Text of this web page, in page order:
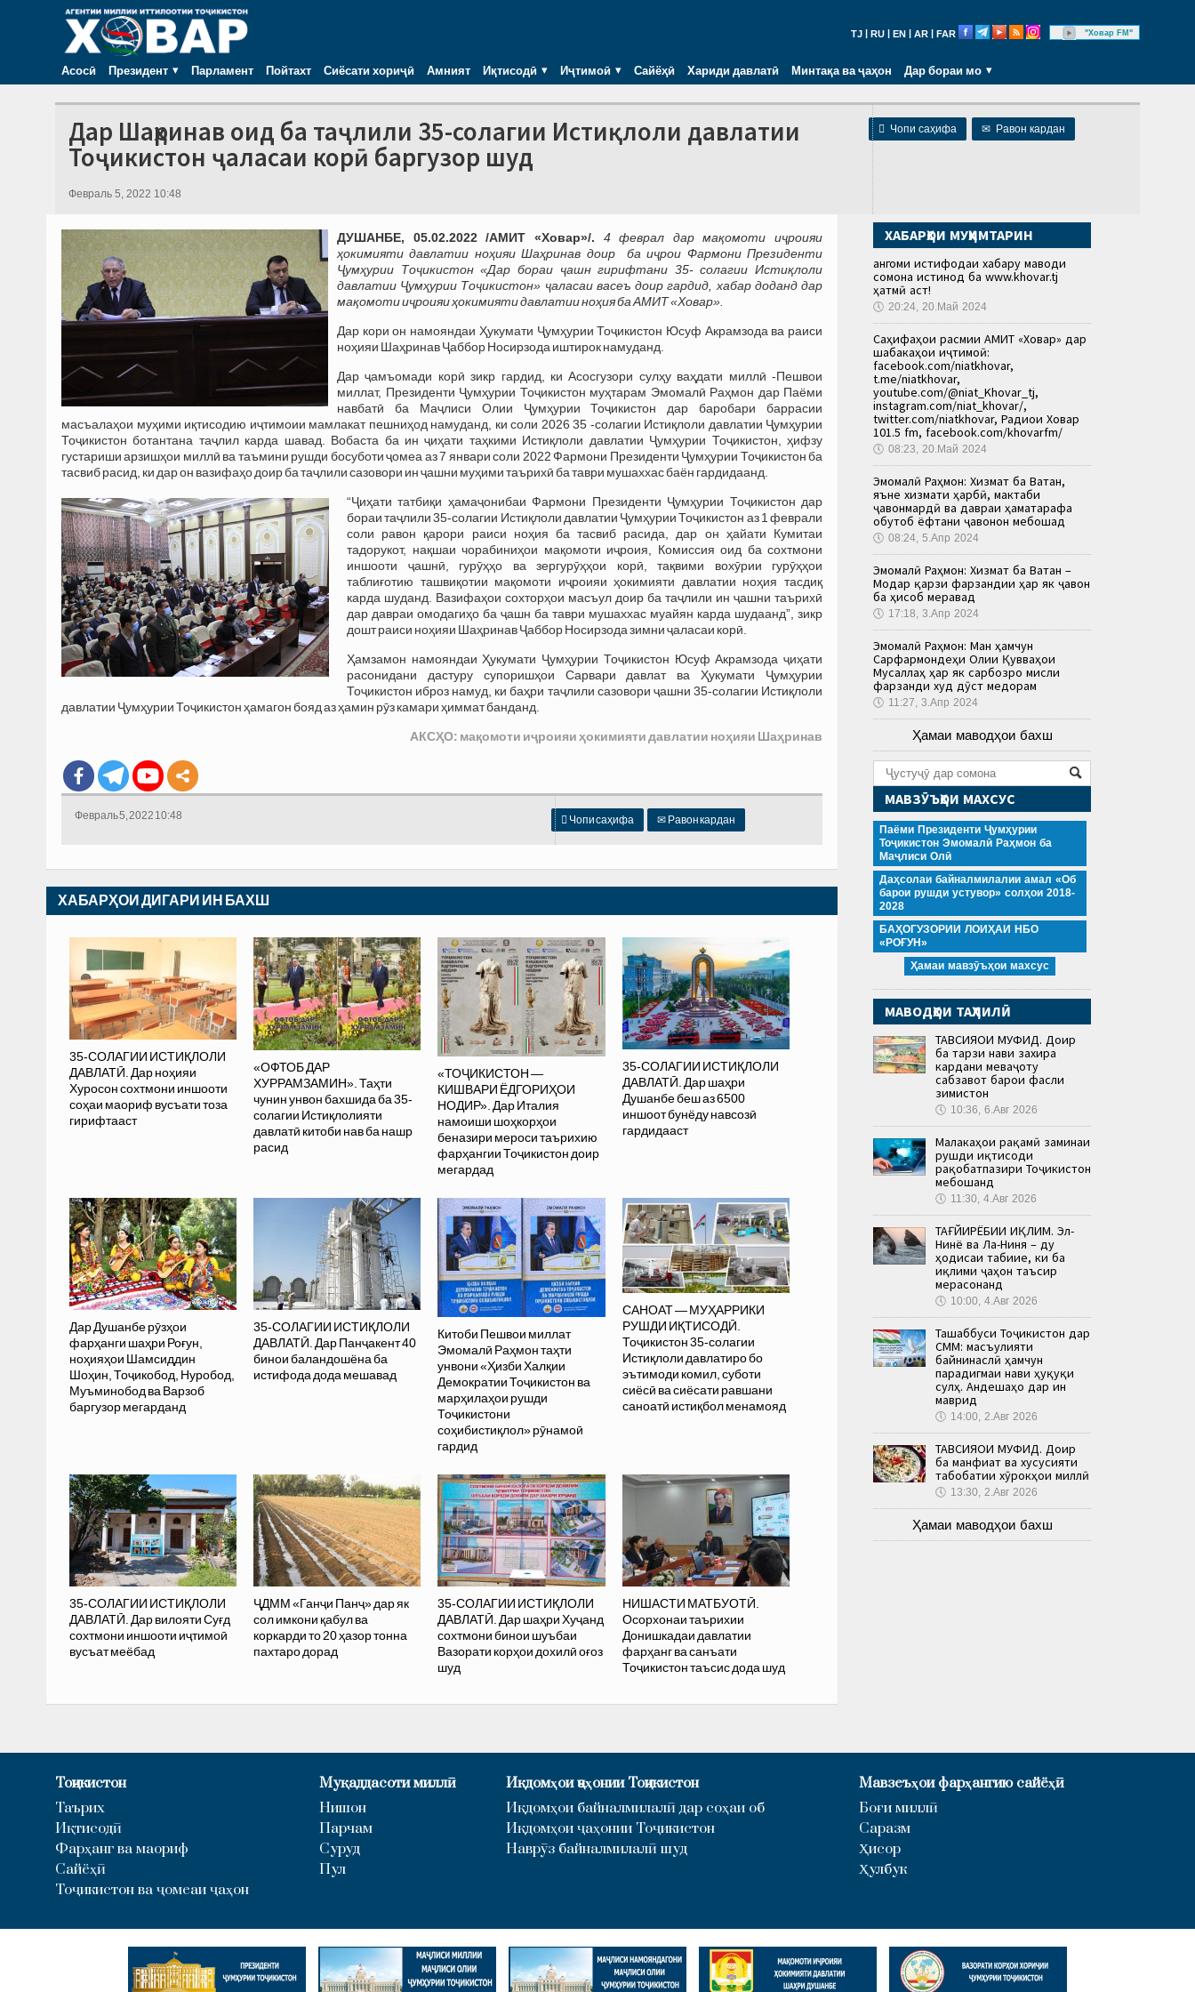
TJ RU EN AR FAR "Ховар FM"
Асосӣ Президент Парламент Пойтахт Сиёсати хориҷӣ Амният Иқтисодӣ Иҷтимоӣ Сайёҳӣ Хариди давлатӣ Минтақа ва ҷаҳон Дар бораи мо
 Чопи саҳифа ✉ Равон кардан
Дар Шаҳринав оид ба таҷлили 35-солагии Истиқлоли давлатии
Тоҷикистон ҷаласаи корӣ баргузор шуд
Февраль 5, 2022 10:48
ДУШАНБЕ, 05.02.2022 /АМИТ «Ховар»/. 4 феврал дар мақомоти иҷроияи
ҳокимияти давлатии ноҳияи Шаҳринав доир ба иҷрои Фармони Президенти
Ҷумҳурии Тоҷикистон «Дар бораи ҷашн гирифтани 35- солагии Истиқлоли
давлатии Ҷумҳурии Тоҷикистон» ҷаласаи васеъ доир гардид, хабар доданд дар
мақомоти иҷроияи ҳокимияти давлатии ноҳия ба АМИТ «Ховар».
Дар кори он намояндаи Ҳукумати Ҷумҳурии Тоҷикистон Юсуф Акрамзода ва раиси
ноҳияи Шаҳринав Ҷаббор Носирзода иштирок намуданд.
Дар ҷамъомади корӣ зикр гардид, ки Асосгузори сулҳу ваҳдати миллӣ -Пешвои
миллат, Президенти Ҷумҳурии Тоҷикистон муҳтарам Эмомалӣ Раҳмон дар Паёми
навбатӣ ба Маҷлиси Олии Ҷумҳурии Тоҷикистон дар баробари баррасии
масъалаҳои муҳими иқтисодию иҷтимоии мамлакат пешниҳод намуданд, ки соли 2026 35 -солагии Истиқлоли давлатии Ҷумҳурии
Тоҷикистон ботантана таҷлил карда шавад. Вобаста ба ин ҷиҳати таҳкими Истиқлоли давлатии Ҷумҳурии Тоҷикистон, ҳифзу
густариши арзишҳои миллӣ ва таъмини рушди босуботи ҷомеа аз 7 январи соли 2022 Фармони Президенти Ҷумҳурии Тоҷикистон ба
тасвиб расид, ки дар он вазифаҳо доир ба таҷлили сазовори ин ҷашни муҳими таърихӣ ба таври мушаххас баён гардидаанд.
“Ҷиҳати татбиқи ҳамаҷонибаи Фармони Президенти Ҷумҳурии Тоҷикистон дар
бораи таҷлили 35-солагии Истиқлоли давлатии Ҷумҳурии Тоҷикистон аз 1 феврали
соли равон қарори раиси ноҳия ба тасвиб расида, дар он ҳайати Кумитаи
тадорукот, нақшаи чорабиниҳои мақомоти иҷроия, Комиссия оид ба сохтмони
иншооти ҷашнӣ, гурӯҳҳо ва зергурӯҳҳои корӣ, тақвими вохӯрии гурӯҳҳои
таблиғотию ташвиқотии мақомоти иҷроияи ҳокимияти давлатии ноҳия тасдиқ
карда шуданд. Вазифаҳои сохторҳои масъул доир ба таҷлили ин ҷашни таърихӣ
дар давраи омодагиҳо ба ҷашн ба таври мушаххас муайян карда шудаанд”, зикр
дошт раиси ноҳияи Шаҳринав Ҷаббор Носирзода зимни ҷаласаи корӣ.
Ҳамзамон намояндаи Ҳукумати Ҷумҳурии Тоҷикистон Юсуф Акрамзода ҷиҳати
расонидани дастуру супоришҳои Сарвари давлат ва Ҳукумати Ҷумҳурии
Тоҷикистон иброз намуд, ки баҳри таҷлили сазовори ҷашни 35-солагии Истиқлоли
давлатии Ҷумҳурии Тоҷикистон ҳамагон бояд аз ҳамин рӯз камари ҳиммат банданд.
АКСҲО: мақомоти иҷроияи ҳокимияти давлатии ноҳияи Шаҳринав
 Чопи саҳифа ✉ Равон кардан
Февраль 5, 2022 10:48
ХАБАРҲОИ ДИГАРИ ИН БАХШ
35-СОЛАГИИ ИСТИҚЛОЛИ
ДАВЛАТӢ. Дар ноҳияи
Хуросон сохтмони иншооти
соҳаи маориф вусъати тоза
гирифтааст
«ОФТОБ ДАР
ХУРРАМЗАМИН». Таҳти
чунин унвон бахшида ба 35-
солагии Истиқлолияти
давлатӣ китоби нав ба нашр
расид
«ТОҶИКИСТОН —
КИШВАРИ ЁДГОРИҲОИ
НОДИР». Дар Италия
намоиши шоҳкорҳои
беназири мероси таърихию
фарҳангии Тоҷикистон доир
мегардад
35-СОЛАГИИ ИСТИҚЛОЛИ
ДАВЛАТӢ. Дар шаҳри
Душанбе беш аз 6500
иншоот бунёду навсозӣ
гардидааст
Дар Душанбе рӯзҳои
фарҳанги шаҳри Роғун,
ноҳияҳои Шамсиддин
Шоҳин, Тоҷикобод, Нуробод,
Муъминобод ва Варзоб
баргузор мегарданд
35-СОЛАГИИ ИСТИҚЛОЛИ
ДАВЛАТӢ. Дар Панҷакент 40
бинои баландошёна ба
истифода дода мешавад
Китоби Пешвои миллат
Эмомалӣ Раҳмон таҳти
унвони «Ҳизби Халқии
Демократии Тоҷикистон ва
марҳилаҳои рушди
Тоҷикистони
соҳибистиқлол» рӯнамоӣ
гардид
САНОАТ — МУҲАРРИКИ
РУШДИ ИҚТИСОДӢ.
Тоҷикистон 35-солагии
Истиқлоли давлатиро бо
эътимоди комил, суботи
сиёсӣ ва сиёсати равшани
саноатӣ истиқбол менамояд
35-СОЛАГИИ ИСТИҚЛОЛИ
ДАВЛАТӢ. Дар вилояти Суғд
сохтмони иншооти иҷтимоӣ
вусъат меёбад
ҶДММ «Ганҷи Панҷ» дар як
сол имкони қабул ва
коркарди то 20 ҳазор тонна
пахтаро дорад
35-СОЛАГИИ ИСТИҚЛОЛИ
ДАВЛАТӢ. Дар шаҳри Хуҷанд
сохтмони бинои шуъбаи
Вазорати корҳои дохилӣ оғоз
шуд
НИШАСТИ МАТБУОТӢ.
Осорхонаи таърихии
Донишкадаи давлатии
фарҳанг ва санъати
Тоҷикистон таъсис дода шуд
ХАБАРҲОИ МУҲИМТАРИН
Ҳангоми истифодаи хабару маводи
сомона истинод ба www.khovar.tj
ҳатмӣ аст!
🕔 20:24, 20.Май 2024
Саҳифаҳои расмии АМИТ «Ховар» дар
шабакаҳои иҷтимоӣ:
facebook.com/niatkhovar,
t.me/niatkhovar,
youtube.com/@niat_Khovar_tj,
instagram.com/niat_khovar/,
twitter.com/niatkhovar, Радиои Ховар
101.5 fm, facebook.com/khovarfm/
🕔 08:23, 20.Май 2024
Эмомалӣ Раҳмон: Хизмат ба Ватан,
яъне хизмати ҳарбӣ, мактаби
ҷавонмардӣ ва давраи ҳаматарафа
обутоб ёфтани ҷавонон мебошад
🕔 08:24, 5.Апр 2024
Эмомалӣ Раҳмон: Хизмат ба Ватан –
Модар қарзи фарзандии ҳар як ҷавон
ба ҳисоб меравад
🕔 17:18, 3.Апр 2024
Эмомалӣ Раҳмон: Ман ҳамчун
Сарфармондеҳи Олии Қувваҳои
Мусаллаҳ ҳар як сарбозро мисли
фарзанди худ дӯст медорам
🕔 11:27, 3.Апр 2024
Ҳамаи маводҳои бахш
МАВЗӮЪҲОИ МАХСУС
Паёми Президенти Ҷумҳурии
Тоҷикистон Эмомалӣ Раҳмон ба
Маҷлиси Олӣ
Даҳсолаи байналмилалии амал «Об
барои рушди устувор» солҳои 2018-
2028
БАҲОГУЗОРИИ ЛОИҲАИ НБО
«РОҒУН»
Ҳамаи мавзӯъҳои махсус
МАВОДҲОИ ТАҲЛИЛӢ
ТАВСИЯҲОИ МУФИД. Доир
ба тарзи нави захира
кардани меваҷоту
сабзавот барои фасли
зимистон
🕔 10:36, 6.Авг 2026
Малакаҳои рақамӣ заминаи
рушди иқтисоди
рақобатпазири Тоҷикистон
мебошанд
🕔 11:30, 4.Авг 2026
ТАҒЙИРЁБИИ ИҚЛИМ. Эл-
Нинё ва Ла-Ниня – ду
ҳодисаи табиие, ки ба
иқлими ҷаҳон таъсир
мерасонанд
🕔 10:00, 4.Авг 2026
Ташаббуси Тоҷикистон дар
СММ: масъулияти
байнинаслӣ ҳамчун
парадигмаи нави ҳуқуқи
сулҳ. Андешаҳо дар ин
маврид
🕔 14:00, 2.Авг 2026
ТАВСИЯҲОИ МУФИД. Доир
ба манфиат ва хусусияти
табобатии хӯрокҳои миллӣ
🕔 13:30, 2.Авг 2026
Ҳамаи маводҳои бахш
Тоҷикистон
Таърих
Иқтисодӣ
Фарҳанг ва маориф
Сайёҳӣ
Тоҷикистон ва ҷомеаи ҷаҳон
Муқаддасоти миллӣ
Нишон
Парчам
Суруд
Пул
Иқдомҳои ҷаҳонии Тоҷикистон
Иқдомҳои байналмилалӣ дар соҳаи об
Иқдомҳои ҷаҳонии Тоҷикистон
Наврӯз байналмилалӣ шуд
Мавзеъҳои фарҳангию сайёҳӣ
Боғи миллӣ
Саразм
Ҳисор
Ҳулбук